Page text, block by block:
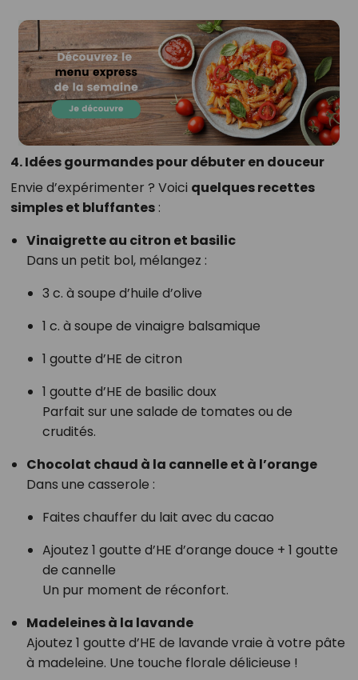
4. Idées gourmandes pour débuter en douceur
Envie d’expérimenter ? Voici quelques recettes
simples et bluffantes:
Vinaigrette au citron et basilic
Dans un petit bol, mélangez :
3 c. à soupe d’huile d’olive
1 c. à soupe de vinaigre balsamique
1 goutte d’HE de citron
1 goutte d’HE de basilic doux
Parfait sur une salade de tomates ou de
crudités.
Chocolat chaud à la cannelle et à l’orange
Dans une casserole :
Faites chauffer du lait avec du cacao
Ajoutez 1 goutte d’HE d’orange douce + 1 goutte
de cannelle
Un pur moment de réconfort.
Madeleines à la lavande
Ajoutez 1 goutte d’HE de lavande vraie à votre pâte
à madeleine. Une touche florale délicieuse !